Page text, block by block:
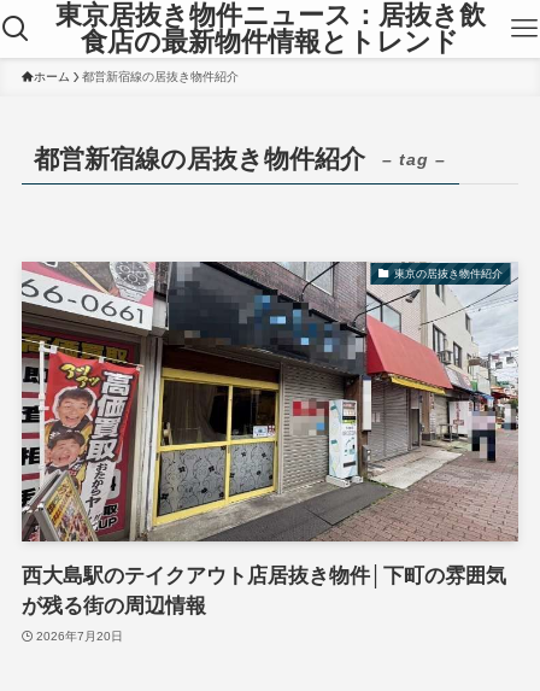
東京居抜き物件ニュース：居抜き飲
食店の最新物件情報とトレンド
ホーム 都営新宿線の居抜き物件紹介
都営新宿線の居抜き物件紹介 – tag –
東京の居抜き物件紹介
西大島駅のテイクアウト店居抜き物件│下町の雰囲気
が残る街の周辺情報
2026年7月20日